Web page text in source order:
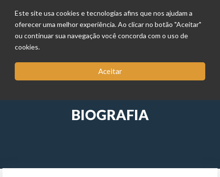
Este site usa cookies e tecnologias afins que nos ajudam a
oferecer uma melhor experiência. Ao clicar no botão "Aceitar"
ou continuar sua navegação você concorda com o uso de
cookies.
Aceitar
BIOGRAFIA